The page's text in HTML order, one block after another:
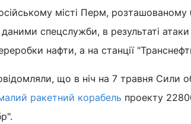
місті Перм, розташованому
спецслужби, в результаті
нафти, а на станції
що в ніч на 7 травня Сили
ракетний корабель проекту